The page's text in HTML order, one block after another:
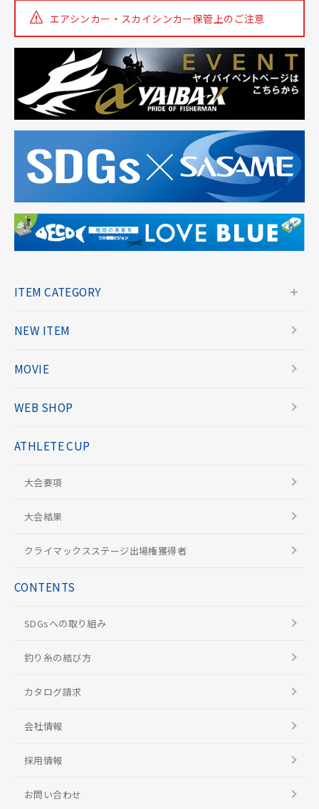
エアシンカー・スカイシンカー保管上のご注意
ITEM CATEGORY
NEW ITEM
MOVIE
WEB SHOP
ATHLETE CUP
大会要項
大会結果
クライマックスステージ出場権獲得者
CONTENTS
SDGsへの取り組み
釣り糸の結び方
カタログ請求
会社情報
採用情報
お問い合わせ